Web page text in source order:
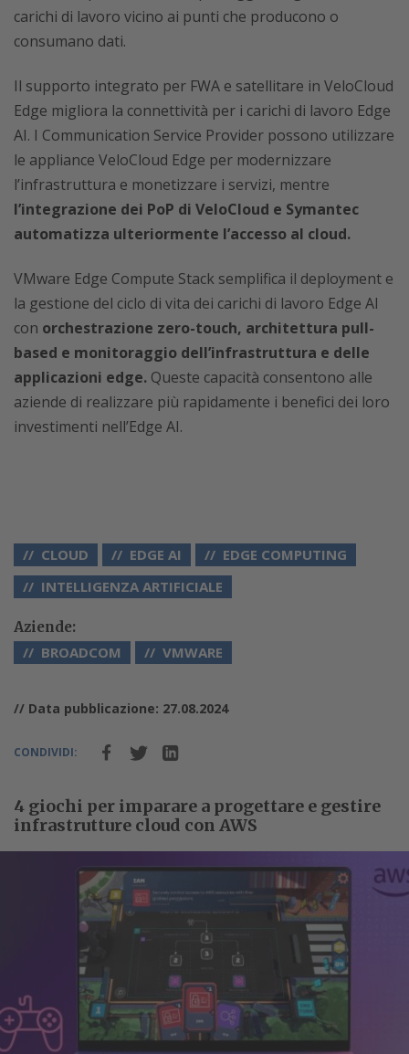
carichi di lavoro vicino ai punti che producono o
consumano dati.
Il supporto integrato per FWA e satellitare in VeloCloud
Edge migliora la connettività per i carichi di lavoro Edge
AI. I Communication Service Provider possono utilizzare
le appliance VeloCloud Edge per modernizzare
l’infrastruttura e monetizzare i servizi, mentre
l’integrazione dei PoP di VeloCloud e Symantec
automatizza ulteriormente l’accesso al cloud.
VMware Edge Compute Stack semplifica il deployment e
la gestione del ciclo di vita dei carichi di lavoro Edge AI
con orchestrazione zero-touch, architettura pull-
based e monitoraggio dell’infrastruttura e delle
applicazioni edge. Queste capacità consentono alle
aziende di realizzare più rapidamente i benefici dei loro
investimenti nell’Edge AI.
CLOUD EDGE AI
EDGE COMPUTING
INTELLIGENZA ARTIFICIALE
Aziende:
BROADCOM VMWARE
// Data pubblicazione: 27.08.2024
CONDIVIDI:
4 giochi per imparare a progettare e gestire
infrastrutture cloud con AWS